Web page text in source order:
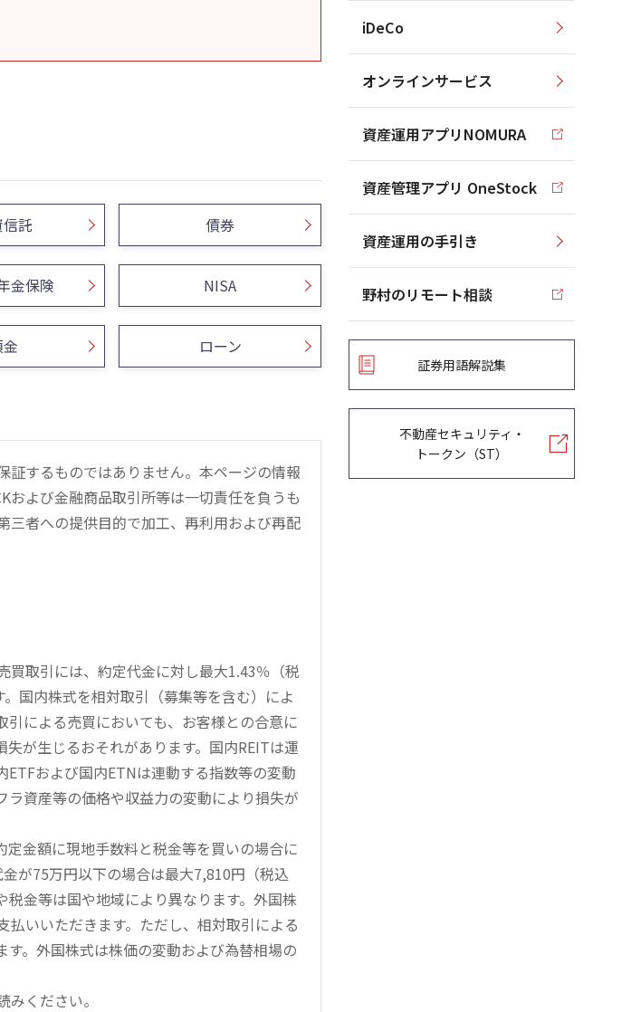
託 債券
金保険 NISA
ローン
するものではありません。本ページの情報
および金融商品取引所等は一切責任を負うも
三者への提供目的で加工、再利用および再配
買取引には、約定代金に対し最大1.43％（税
国内株式を相対取引（募集等を含む）によ
による売買においても、お客様との合意に
が生じるおそれがあります。国内REITは運
および国内ETNは連動する指数等の変動
資産等の価格や収益力の変動により損失が
金額に現地手数料と税金等を買いの場合に
が75万円以下の場合は最大7,810円（税込
金等は国や地域により異なります。外国株
いいただきます。ただし、相対取引による
。外国株式は株価の変動および為替相場の
ください。
iDeCo
オンラインサービス
資産運用アプリNOMURA
資産管理アプリ OneStock
資産運用の手引き
野村のリモート相談
証券用語解説集
不動産セキュリティ・
トークン（ST）